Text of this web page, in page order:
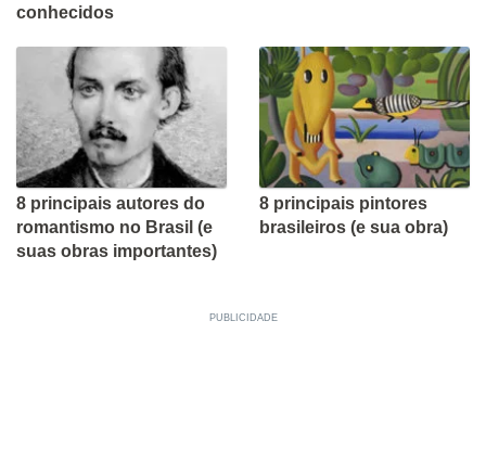
conhecidos
8 principais autores do
romantismo no Brasil (e
suas obras importantes)
8 principais pintores
brasileiros (e sua obra)